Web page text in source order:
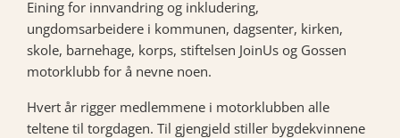
Eining for innvandring og inkludering,
ungdomsarbeidere i kommunen, dagsenter, kirken,
skole, barnehage, korps, stiftelsen JoinUs og Gossen
motorklubb for å nevne noen.
Hvert år rigger medlemmene i motorklubben alle
teltene til torgdagen. Til gjengjeld stiller bygdekvinnene